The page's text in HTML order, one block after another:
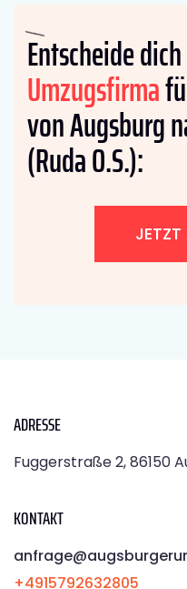
Entscheide
Umzugsfirma
von Augsburg
(Ruda O.S.):
JETZT
ADRESSE
Fuggerstraße 2, 86150
KONTAKT
+4915792632805